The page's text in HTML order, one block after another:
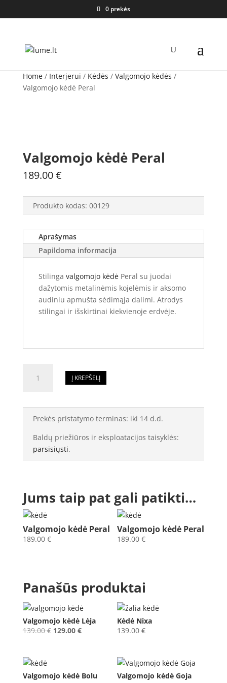
0 prekės
Home/ Interjerui / Kėdės / Valgomojo kėdės /
Valgomojo kėdė Peral
Valgomojo kėdė Peral
189.00€
Produkto kodas: 00129
Aprašymas
Papildoma informacija
Stilinga valgomojo kėdėPeral su juodai
dažytomis metalinėmis kojelėmis ir aksomo
audiniu apmušta sėdimąja dalimi. Atrodys
stilingai ir išskirtinai kiekvienoje erdvėje.
kiekis:
Peral
Į KREPŠELĮ
Prekės pristatymo terminas: iki 14 d.d.
Baldų priežiūros ir eksploatacijos taisyklės:
parsisiųsti.
Jums taip pat gali patikti…
Valgomojo kėdė Peral
189.00 €
Valgomojo kėdė Peral
189.00€
Panašūs produktai
Valgomojo kėdė Lėja
139.00€ Original
129.00 €Current
Kėdė Nixa
139.00€
Valgomojo kėdė Bolu
Valgomojo kėdė Goja